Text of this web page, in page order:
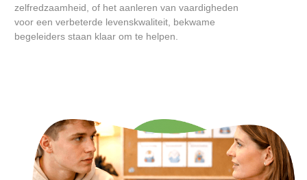
zelfredzaamheid, of het aanleren van vaardigheden
voor een verbeterde levenskwaliteit, bekwame
begeleiders staan klaar om te helpen.